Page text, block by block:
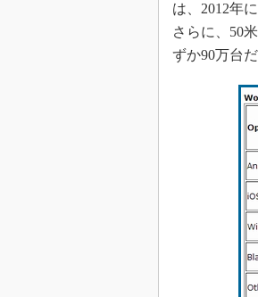
は、2012年
さらに、50
ずか90万台